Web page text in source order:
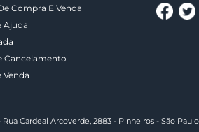
Compra E Venda
Ajuda
Cancelamento
Venda
Cardeal Arcoverde, 2883 - Pinheiros - São